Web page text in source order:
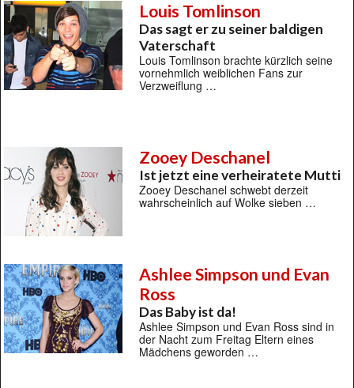
Louis Tomlinson
Das sagt er zu seiner baldigen
Vaterschaft
Louis Tomlinson brachte kürzlich seine
vornehmlich weiblichen Fans zur
Verzweiflung …
Zooey Deschanel
Ist jetzt eine verheiratete Mutti
Zooey Deschanel schwebt derzeit
wahrscheinlich auf Wolke sieben …
Ashlee Simpson und Evan
Ross
Das Baby ist da!
Ashlee Simpson und Evan Ross sind in
der Nacht zum Freitag Eltern eines
Mädchens geworden …